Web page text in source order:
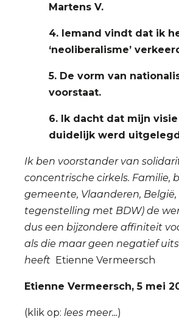
Martens V.
4. Iemand vindt dat ik
‘neoliberalisme’
5. De vorm van
voorstaat.
6. Ik dacht dat mijn
duidelijk werd
Ik ben voorstander van
concentrische cirkels. Familie,
gemeente, Vlaanderen,
tegenstelling met BDW) de
dus een bijzondere affiniteit
als die maar geen negatief
heeft Etienne Vermeersch
Etienne Vermeersch, 5 mei
(klik op: lees meer...)